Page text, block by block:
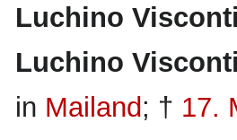
Navigation
Suche
Luchino
Luchino
in Mailand; † 17.